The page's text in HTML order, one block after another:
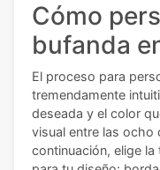
Cómo
bufanda
El proceso para
tremendamente
deseada y el color
visual entre las ocho
continuación, elige